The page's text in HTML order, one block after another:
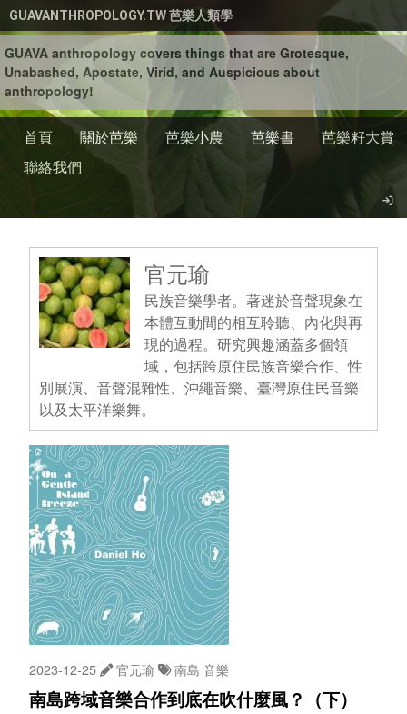
移至主內容
GUAVANTHROPOLOGY.TW 芭樂人類學
GUAVA anthropology covers things that are Grotesque,
Unabashed, Apostate, Virid, and Auspicious about
anthropology!
首頁 關於芭樂 芭樂小農 芭樂書
芭樂籽大賞
聯絡我們
官元瑜
民族音樂學者。著迷於音聲現象在
本體互動間的相互聆聽、內化與再
現的過程。研究興趣涵蓋多個領
域，包括跨原住民族音樂合作、性
別展演、音聲混雜性、沖繩音樂、臺灣原住民音樂
以及太平洋樂舞。
2023-12-25 官元瑜 南島 音樂
南島跨域音樂合作到底在吹什麼風？（下）